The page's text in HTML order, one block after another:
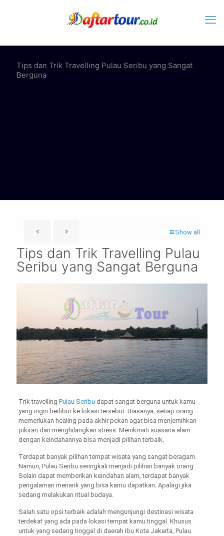
Tips dan Trik Travelling Pulau Seribu yang Sangat
Berguna
Show all
Tips dan Trik Travelling Pulau
Seribu yang Sangat Berguna
Trik travelling Pulau Seribu dapat sangat berguna untuk kamu
yang ingin berlibur ke lokasi tersebut. Biasanya, setiap orang
memerlukan healing pada akhir pekan agar bisa menjernihkan
pikiran dan menghilangkan stress. Menikmati suasana alam
dengan keindahannya bisa menjadi pilihan terbaik.
Terdapat banyak pilihan tempat wisata yang sangat beragam.
Namun, Pulau Seribu seringkali menjadi pilihan banyak orang.
Selain dapat memberikan keindahan alam, terdapat banyak
pengalaman menarik yang bisa kamu dapatkan. Apalagi jika
sedang melakukan ritual budaya.
Salah satu opsi terbaik adalah mengunjungi destinasi wisata
terdekat yang ada pada lokasi tempat kamu tinggal. Khusus
untuk yang sedang tinggal di daerah Ibu Kota Jakarta, Pulau